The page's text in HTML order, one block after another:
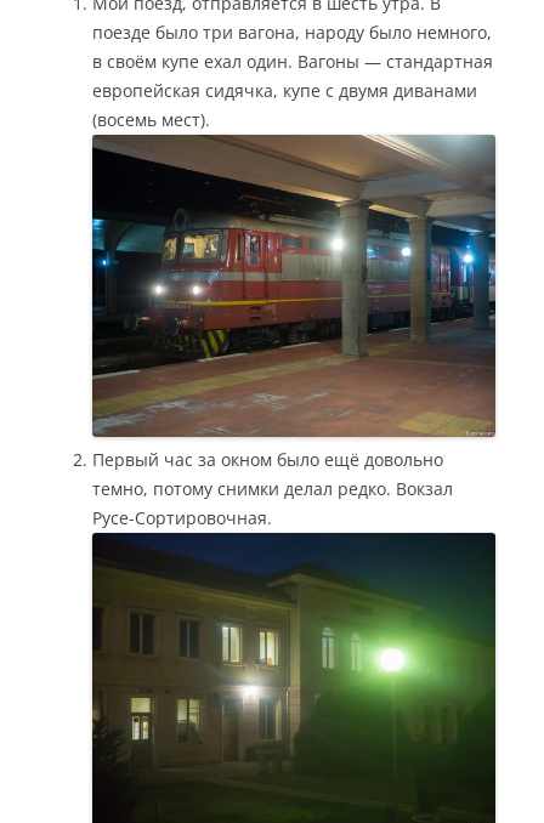
поезде было три вагона, народу было немного,
в своём купе ехал один. Вагоны — стандартная
европейская сидячка, купе с двумя диванами
(восемь мест).
Первый час за окном было ещё довольно
темно, потому снимки делал редко. Вокзал
Русе-Сортировочная.